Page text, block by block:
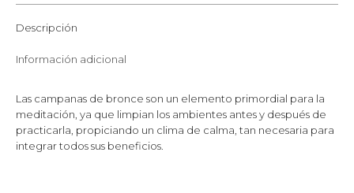
Descripción
Información adicional
Las campanas de bronce son un elemento primordial para la
meditación, ya que limpian los ambientes antes y después de
practicarla, propiciando un clima de calma, tan necesaria para
integrar todos sus beneficios.